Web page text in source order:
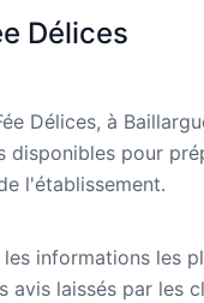
Délices
Délices, à
disponibles pour
l'établissement.
les informations les
avis laissés par les